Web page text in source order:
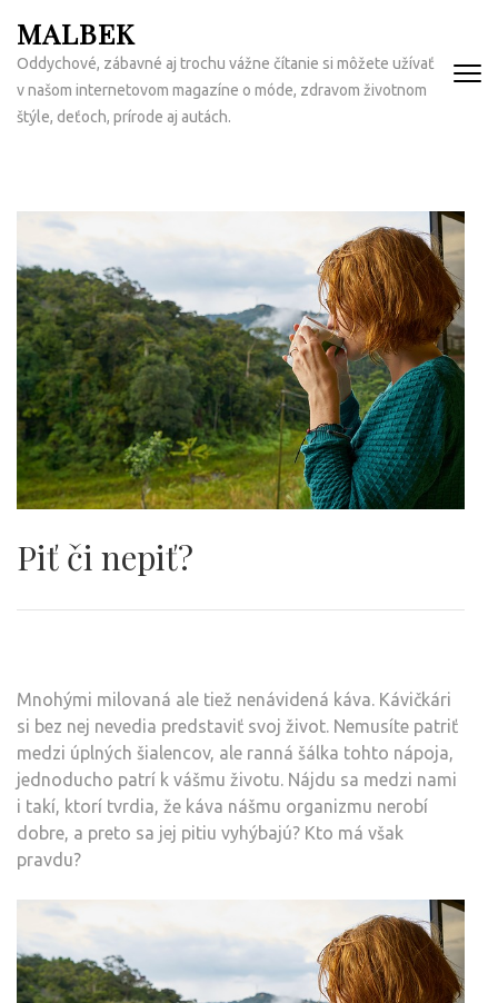
na
obsah
(Enter)
MALBEK
Oddychové, zábavné aj trochu vážne čítanie si môžete užívať
v našom internetovom magazíne o móde, zdravom životnom
štýle, deťoch, prírode aj autách.
Piť či nepiť?
Mnohými milovaná ale tiež nenávidená káva. Kávičkári
si bez nej nevedia predstaviť svoj život. Nemusíte patriť
medzi úplných šialencov, ale ranná šálka tohto nápoja,
jednoducho patrí k vášmu životu. Nájdu sa medzi nami
i takí, ktorí tvrdia, že káva nášmu organizmu nerobí
dobre, a preto sa jej pitiu vyhýbajú? Kto má však
pravdu?